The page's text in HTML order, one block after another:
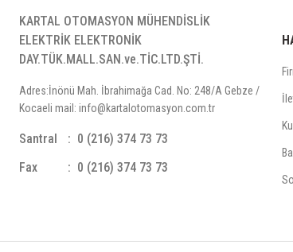
KARTAL OTOMASYON MÜHENDİSLİK
ELEKTRİK ELEKTRONİK
DAY.TÜK.MALL.SAN.ve.TİC.LTD.ŞTİ.
Adres:İnönü Mah. İbrahimağa Cad. No: 248/A Gebze /
Kocaeli mail: info@kartalotomasyon.com.tr
Santral
0 (216) 374 73 73
Fax
0 (216) 374 73 73